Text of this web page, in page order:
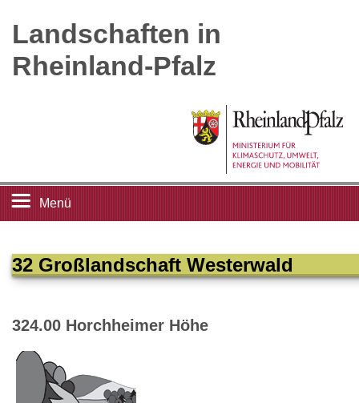
Landschaften in
Rheinland-Pfalz
Menü
Landschaftsleitbilder
Großlandschaften
Landschaftsräume
32 Großlandschaft Westerwald
324.00 Horchheimer Höhe